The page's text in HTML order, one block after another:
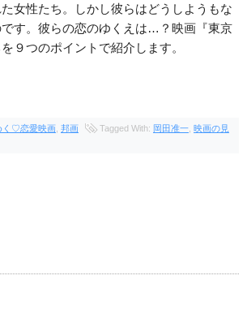
女性たち。しかし彼らはどうしようもな
です。彼らの恋のゆくえは…？映画『東京
９つのポイントで紹介します。
く♡恋愛映画 邦画 Tagged With: 岡田准一 映画の見